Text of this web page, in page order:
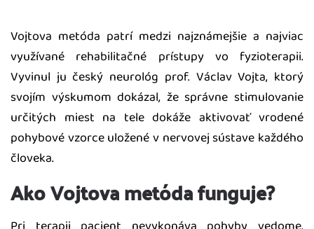
Vojtova metóda patrí medzi najznámejšie a najviac
využívané rehabilitačné prístupy vo fyzioterapii.
Vyvinul ju český neurológ prof. Václav Vojta, ktorý
svojím výskumom dokázal, že správne stimulovanie
určitých miest na tele dokáže aktivovať vrodené
pohybové vzorce uložené v nervovej sústave každého
človeka.
Ako Vojtova metóda funguje?